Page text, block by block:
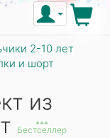
2-10 лет
и шорт
из
***
Бестселлер